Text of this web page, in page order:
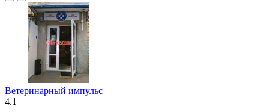
Ветеринарный импульс
4.1